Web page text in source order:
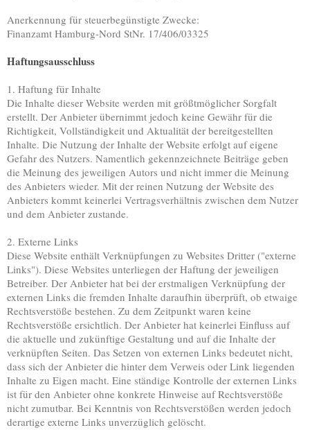
Anerkennung für steuerbegünstigte Zwecke:
Finanzamt Hamburg-Nord StNr. 17/406/03325
Haftungsausschluss
1. Haftung für Inhalte
Die Inhalte dieser Website werden mit größtmöglicher Sorgfalt
erstellt. Der Anbieter übernimmt jedoch keine Gewähr für die
Richtigkeit, Vollständigkeit und Aktualität der bereitgestellten
Inhalte. Die Nutzung der Inhalte der Website erfolgt auf eigene
Gefahr des Nutzers. Namentlich gekennzeichnete Beiträge geben
die Meinung des jeweiligen Autors und nicht immer die Meinung
des Anbieters wieder. Mit der reinen Nutzung der Website des
Anbieters kommt keinerlei Vertragsverhältnis zwischen dem Nutzer
und dem Anbieter zustande.
2. Externe Links
Diese Website enthält Verknüpfungen zu Websites Dritter ("externe
Links"). Diese Websites unterliegen der Haftung der jeweiligen
Betreiber. Der Anbieter hat bei der erstmaligen Verknüpfung der
externen Links die fremden Inhalte daraufhin überprüft, ob etwaige
Rechtsverstöße bestehen. Zu dem Zeitpunkt waren keine
Rechtsverstöße ersichtlich. Der Anbieter hat keinerlei Einfluss auf
die aktuelle und zukünftige Gestaltung und auf die Inhalte der
verknüpften Seiten. Das Setzen von externen Links bedeutet nicht,
dass sich der Anbieter die hinter dem Verweis oder Link liegenden
Inhalte zu Eigen macht. Eine ständige Kontrolle der externen Links
ist für den Anbieter ohne konkrete Hinweise auf Rechtsverstöße
nicht zumutbar. Bei Kenntnis von Rechtsverstößen werden jedoch
derartige externe Links unverzüglich gelöscht.